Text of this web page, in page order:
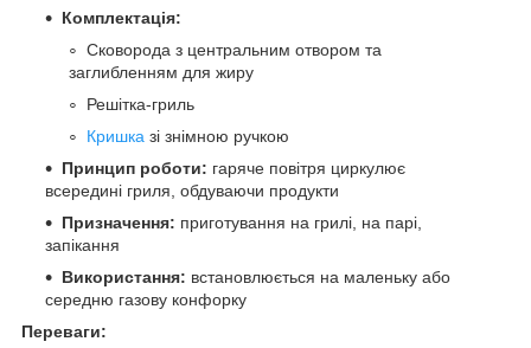
Комплектація:
Сковорода з центральним отвором та
заглибленням для жиру
Решітка-гриль
Кришка зі знімною ручкою
Принцип роботи: гаряче повітря циркулює
всередині гриля, обдуваючи продукти
Призначення: приготування на грилі, на парі,
запікання
Використання: встановлюється на маленьку або
середню газову конфорку
Переваги: